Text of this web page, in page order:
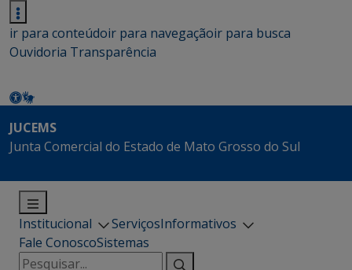
ir para conteúdoir para navegaçãoir para busca
Ouvidoria Transparência
JUCEMS
Junta Comercial do Estado de Mato Grosso do Sul
Institucional ServiçosInformativos
Fale ConoscoSistemas
Pesquisar